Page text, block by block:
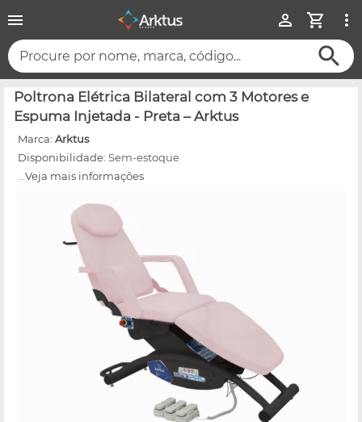
Procure por nome, marca, código...
Poltrona Elétrica Bilateral com 3 Motores e
Espuma Injetada - Preta – Arktus
Marca: Arktus
Disponibilidade: Sem-estoque
...Veja mais informações